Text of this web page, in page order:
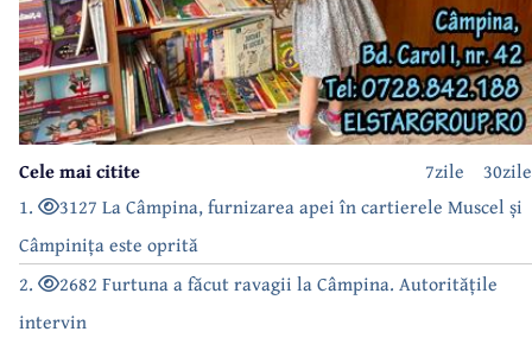
30zile
7zile
Cele mai citite
1.
3127 La Câmpina, furnizarea apei în cartierele Muscel și
Câmpinița este oprită
2.
2682 Furtuna a făcut ravagii la Câmpina. Autoritățile
intervin